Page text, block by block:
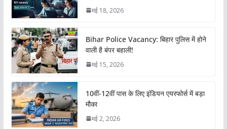
मई 18, 2026
Bihar Police Vacancy: बिहार पुलिस में होने
वाली है बंपर बहाली!
मई 15, 2026
10वीं-12वीं पास के लिए इंडियन एयरफोर्स में बड़ा
मौका
मई 2, 2026